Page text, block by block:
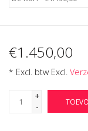
€1.450,00
* Excl. btw Excl.
+
-